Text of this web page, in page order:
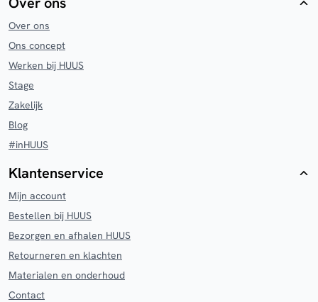
Over ons
Ons concept
Werken bij HUUS
Stage
Zakelijk
Blog
#inHUUS
Klantenservice
Mijn account
Bestellen bij HUUS
Bezorgen en afhalen HUUS
Retourneren en klachten
Materialen en onderhoud
Contact